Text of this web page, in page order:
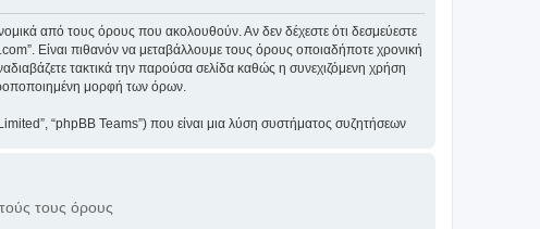
από τους όρους που ακολουθούν. Αν δεν δέχεστε ότι δεσμεύεστε
Είναι πιθανόν να μεταβάλλουμε τους όρους οποιαδήποτε χρονική
τακτικά την παρούσα σελίδα καθώς η συνεχιζόμενη χρήση
μορφή των όρων.
“phpBB Teams”) που είναι μια λύση συστήματος συζητήσεων
σεξουαλικά προσανατολισμένο ή οτιδήποτε άλλο που πιθανόν να
περιεχομένου είναι δυνατόν να οδηγήσει στην άμεση και μόνιμη